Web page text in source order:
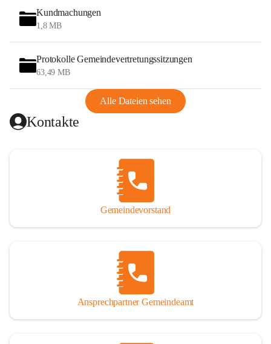
Kundmachungen
1,8 MB
Protokolle Gemeindevertretungssitzungen
63,49 MB
Alle Dateien sehen
Kontakte
Gemeindevorstand
Ansprechpartner Gemeindeamt